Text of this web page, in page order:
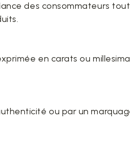
des consommateurs
en carats ou
ou par un